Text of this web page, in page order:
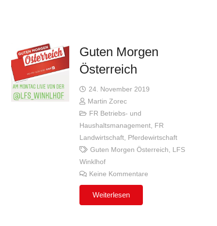
Guten Morgen
Österreich
24. November 2019
Martin Zorec
FR Betriebs- und
Haushaltsmanagement, FR
Landwirtschaft, Pferdewirtschaft
Guten Morgen Österreich
LFS
Winklhof
Keine Kommentare
Weiterlesen